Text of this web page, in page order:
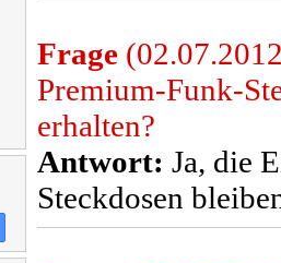
Frage
Premium-Funk-
erhalten?
Antwort: Ja, die
Steckdosen